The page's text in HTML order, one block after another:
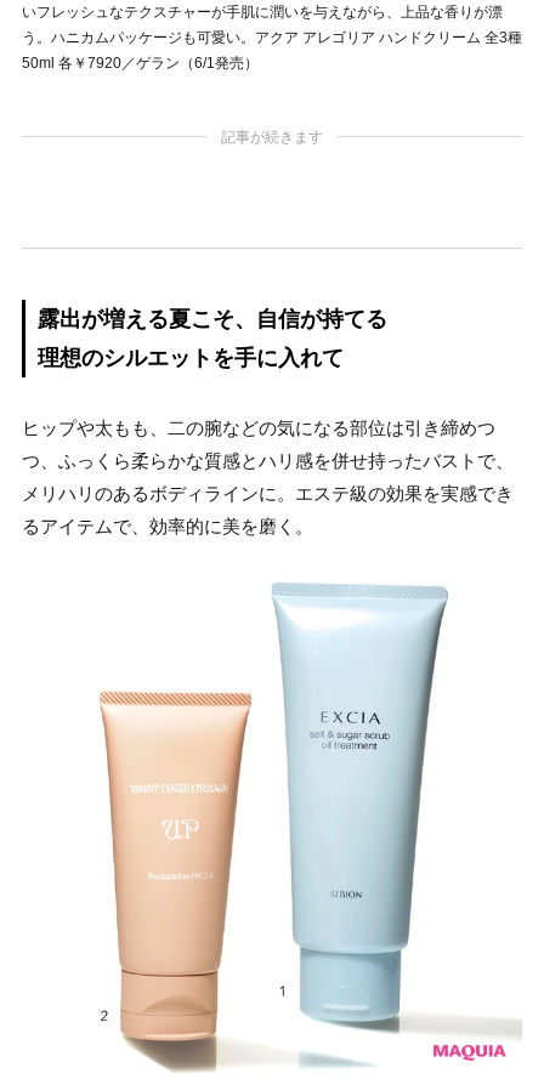
いフレッシュなテクスチャーが手肌に潤いを与えながら、上品な香りが漂
う。ハニカムパッケージも可愛い。アクア アレゴリア ハンドクリーム 全3種
50ml 各￥7920／ゲラン（6/1発売）
記事が続きます
露出が増える夏こそ、自信が持てる
理想のシルエットを手に入れて
ヒップや太もも、二の腕などの気になる部位は引き締めつ
つ、ふっくら柔らかな質感とハリ感を併せ持ったバストで、
メリハリのあるボディラインに。エステ級の効果を実感でき
るアイテムで、効率的に美を磨く。